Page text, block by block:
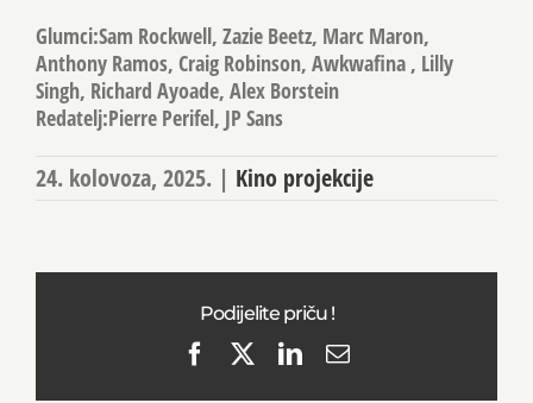
Glumci:Sam Rockwell, Zazie Beetz, Marc Maron,
Anthony Ramos, Craig Robinson, Awkwafina , Lilly
Singh, Richard Ayoade, Alex Borstein
Redatelj:Pierre Perifel, JP Sans
24. kolovoza, 2025. | Kino projekcije
Podijelite priču !
FacebookLinkedIn
Email